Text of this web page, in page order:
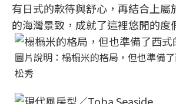
有日式的款待與舒心，再結合上屬
的海灣景致，成就了這裡悠閒的度
圖片說明：榻榻米的格局，但也準備
松秀